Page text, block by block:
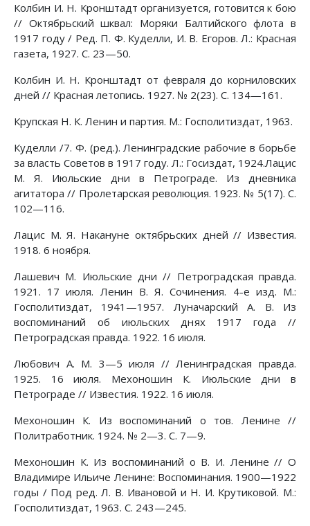
Колбин И. Н. Кронштадт организуется, готовится к бою
// Октябрьский шквал: Моряки Балтийского флота в
1917 году / Ред. П. Ф. Куделли, И. В. Егоров. Л.: Красная
газета, 1927. С. 23—50.
Колбин И. Н. Кронштадт от февраля до корниловских
дней // Красная летопись. 1927. № 2(23). С. 134—161.
Крупская Н. К. Ленин и партия. М.: Госполитиздат, 1963.
Куделли /7. Ф. (ред.). Ленинградские рабочие в борьбе
за власть Советов в 1917 году. Л.: Госиздат, 1924.Лацис
М. Я. Июльские дни в Петрограде. Из дневника
агитатора // Пролетарская революция. 1923. № 5(17). С.
102—116.
Лацис М. Я. Накануне октябрьских дней // Известия.
1918. 6 ноября.
Лашевич М. Июльские дни // Петроградская правда.
1921. 17 июля. Ленин В. Я. Сочинения. 4-е изд. М.:
Госполитиздат, 1941—1957. Луначарский А. В. Из
воспоминаний об июльских днях 1917 года //
Петроградская правда. 1922. 16 июля.
Любович А. М. 3—5 июля // Ленинградская правда.
1925. 16 июля. Мехоношин К. Июльские дни в
Петрограде // Известия. 1922. 16 июля.
Мехоношин К. Из воспоминаний о тов. Ленине //
Политработник. 1924. № 2—3. С. 7—9.
Мехоношин К. Из воспоминаний о В. И. Ленине // О
Владимире Ильиче Ленине: Воспоминания. 1900—1922
годы / Под ред. Л. В. Ивановой и Н. И. Крутиковой. М.:
Госполитиздат, 1963. С. 243—245.